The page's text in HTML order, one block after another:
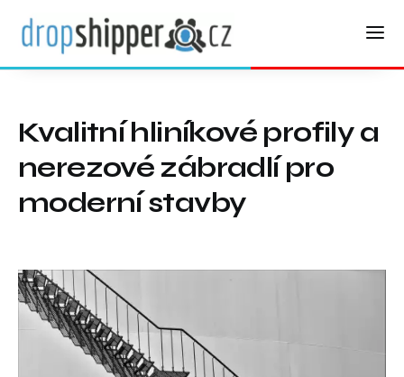
Kvalitní hliníkové profily a
nerezové zábradlí pro
moderní stavby